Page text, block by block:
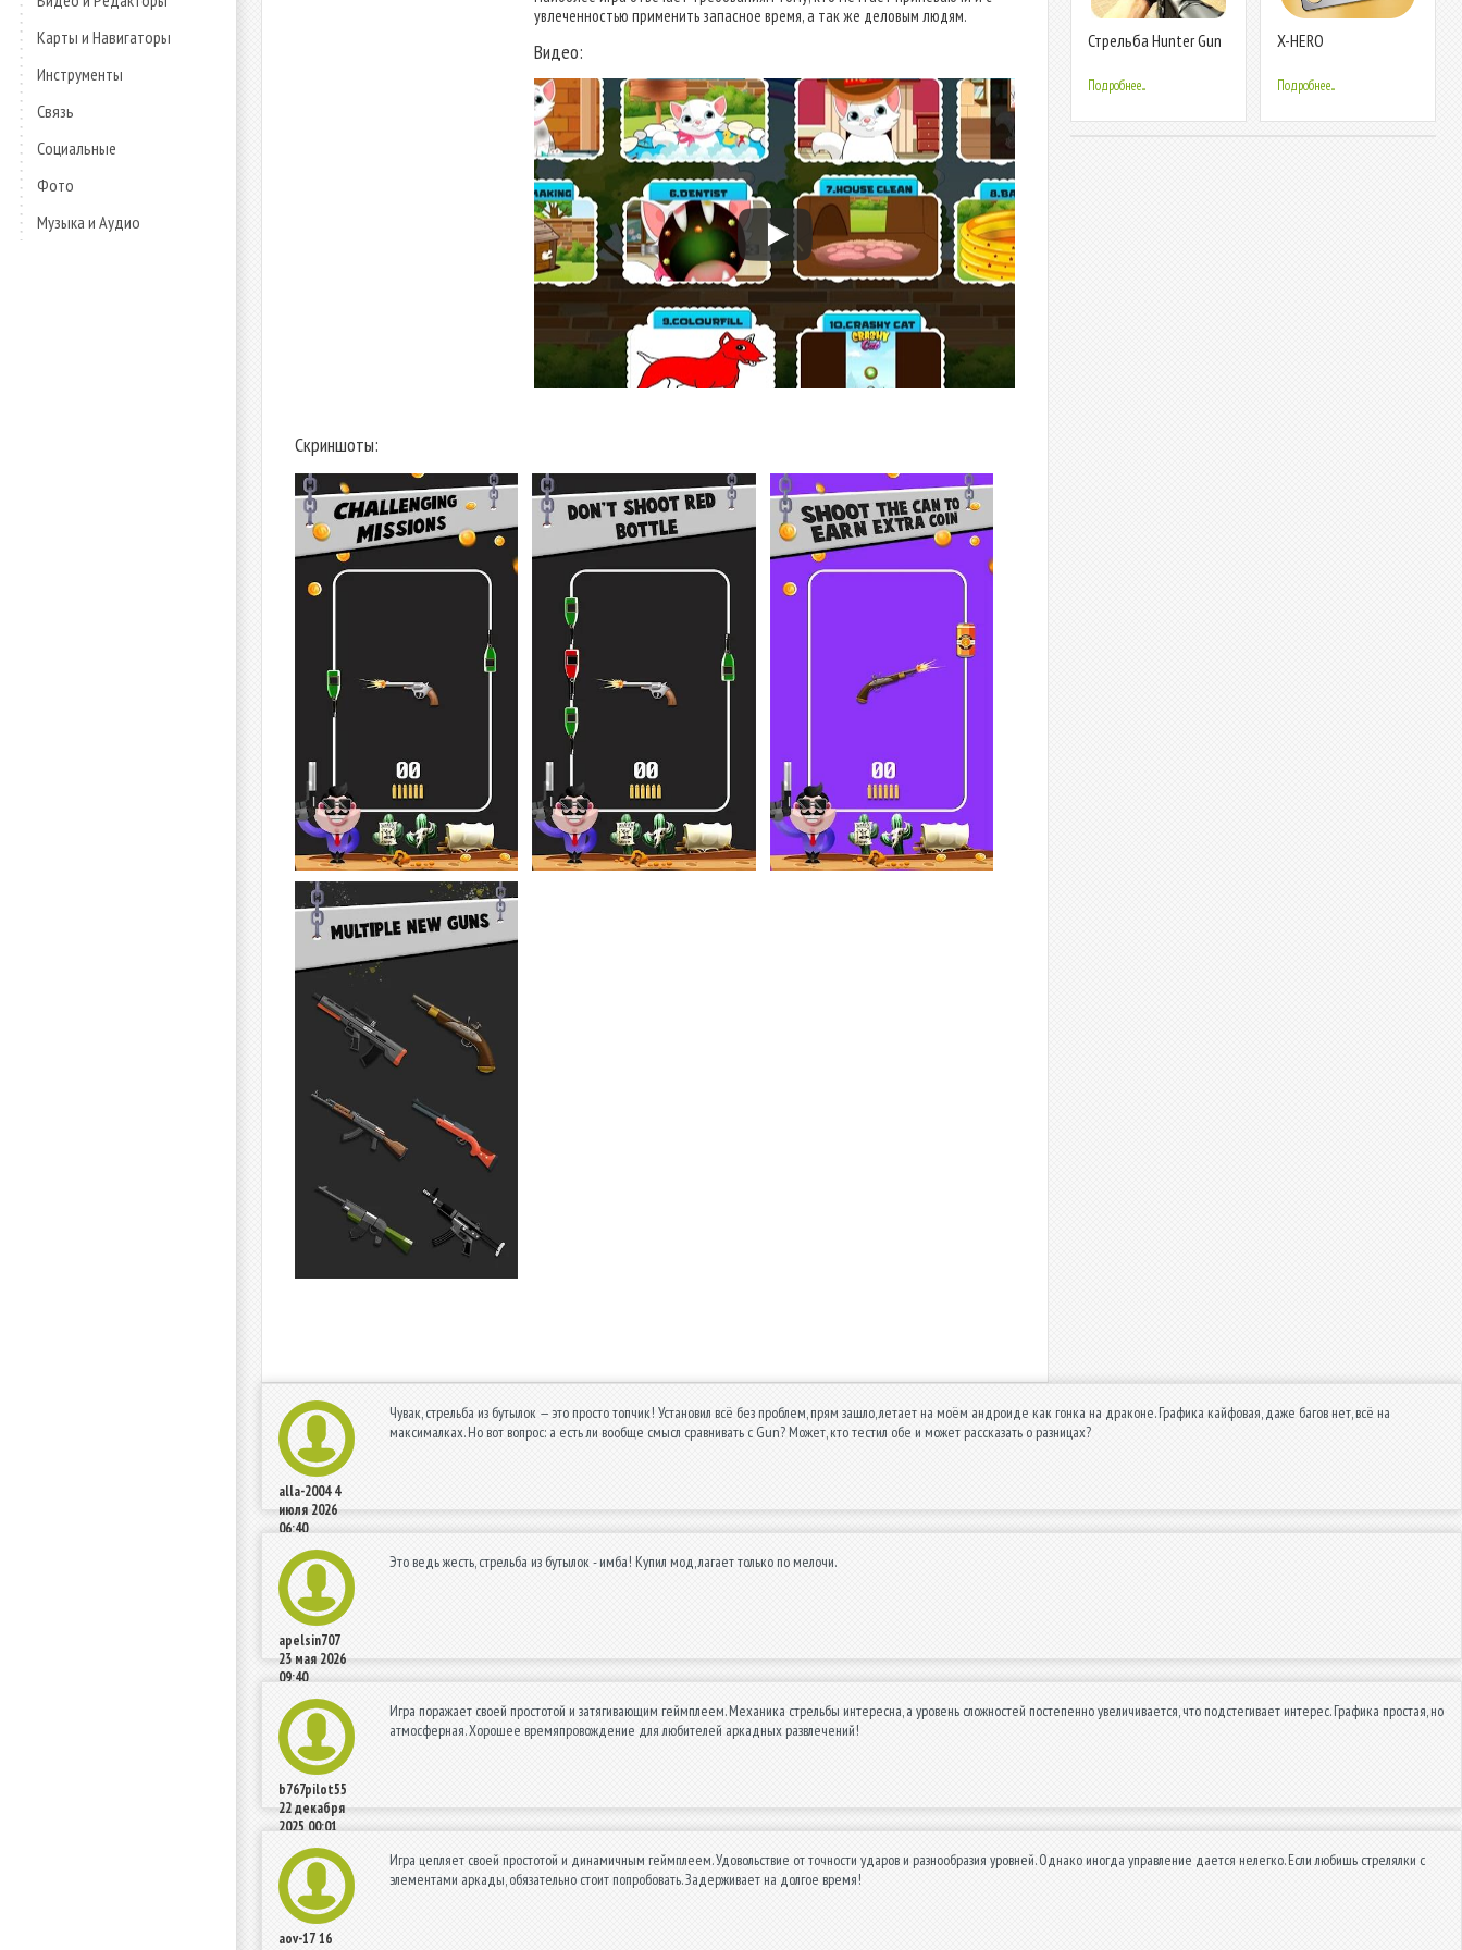
Карты и Навигаторы
Инструменты
Связь
Социальные
Фото
Музыка и Аудио
увлеченностью применить запасное время, а так же деловым людям.
Видео:
Скриншоты:
Стрельба Hunter Gun
Подробнее...
X-HERO
Подробнее...
alla-2004 4
июля 2026
06:40
Чувак, стрельба из бутылок — это просто топчик! Установил всё без проблем, прям зашло, летает на моём андроиде как гонка на драконе. Графика кайфовая, даже багов нет, всё на
максималках. Но вот вопрос: а есть ли вообще смысл сравнивать с Gun? Может, кто тестил обе и может рассказать о разницах?
apelsin707
23 мая 2026
09:40
Это ведь жесть, стрельба из бутылок - имба! Купил мод, лагает только по мелочи.
b767pilot55
22 декабря
2025 00:01
Игра поражает своей простотой и затягивающим геймплеем. Механика стрельбы интересна, а уровень сложностей постепенно увеличивается, что подстегивает интерес. Графика простая, но
атмосферная. Хорошее времяпровождение для любителей аркадных развлечений!
aov-1716
Игра цепляет своей простотой и динамичным геймплеем. Удовольствие от точности ударов и разнообразия уровней. Однако иногда управление дается нелегко. Если любишь стрелялки с
элементами аркады, обязательно стоит попробовать. Задерживает на долгое время!